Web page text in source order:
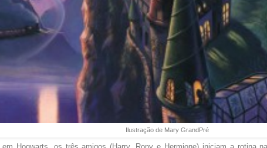
Ilustração de Mary GrandPré